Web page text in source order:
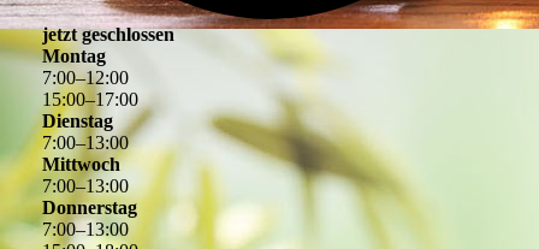
jetzt geschlossen
Montag
7:00–12:00
15:00–17:00
Dienstag
7:00–13:00
Mittwoch
7:00–13:00
Donnerstag
7:00–13:00